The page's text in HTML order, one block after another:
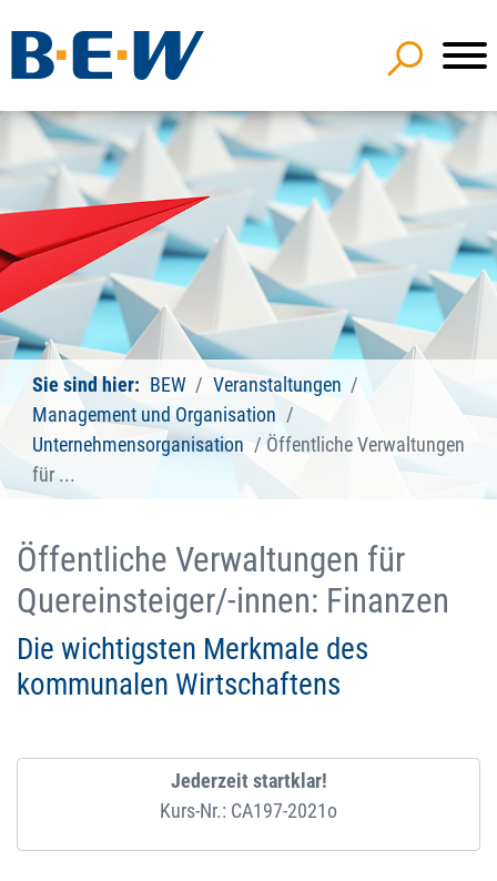
Sie sind hier: BEW
Veranstaltungen
Management und Organisation
Unternehmensorganisation
Öffentliche Verwaltungen
für ...
Öffentliche Verwaltungen für
Quereinsteiger/-innen: Finanzen
Die wichtigsten Merkmale des
kommunalen Wirtschaftens
Jederzeit startklar!
Kurs-Nr.: CA197-2021o